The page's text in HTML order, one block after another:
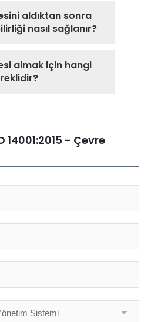
aldıktan sonra
nasıl sağlanır?
almak için hangi
- Çevre